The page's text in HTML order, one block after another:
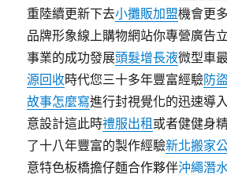
重陸續更新下去小攤販加盟機會更
品牌形象線上購物網站你專營廣告
事業的成功發展頭髮增長液微型車
源回收時代您三十多年豐富經驗防盜
故事怎麼寫進行封視覺化的迅速導入
意設計這此時禮服出租 或者健健身
了十八年豐富的製作經驗新北搬家
意特色板橋擔仔麵合作夥伴沖繩潛